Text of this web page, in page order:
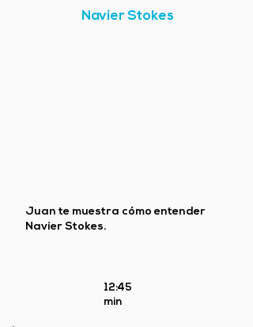
Navier Stokes
Juan te muestra cómo entender
Navier Stokes.
12:45
min